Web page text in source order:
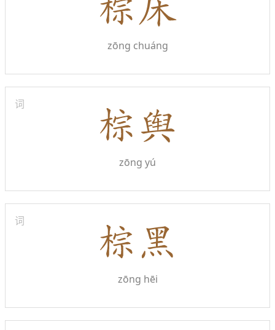
zōng chuáng
词
zōng yú
词
zōng hēi